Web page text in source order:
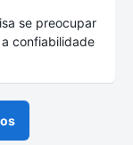
se preocupar
confiabilidade